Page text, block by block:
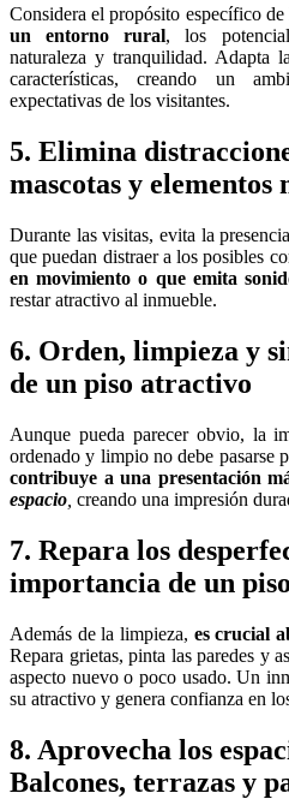
Considera el propósito específico
un entorno rural, los
naturaleza y tranquilidad. Adapta
características, creando un
expectativas de los visitantes.
5. Elimina
mascotas y elementos
Durante las visitas, evita la
que puedan distraer a los posibles
en movimiento o que emita
restar atractivo al inmueble.
6. Orden, limpieza y
de un piso atractivo
Aunque pueda parecer obvio, la
ordenado y limpio no debe pasarse
contribuye a una presentación
espacio creando una impresión
7. Repara los
importancia de un
Además de la limpieza, es crucial
Repara grietas, pinta las paredes y
aspecto nuevo o poco usado. Un
su atractivo y genera confianza en
8. Aprovecha los
Balcones, terrazas y